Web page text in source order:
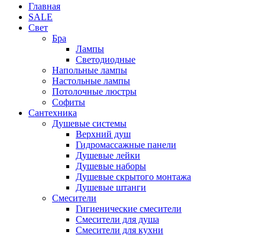
Главная
SALE
Свет
Бра
Лампы
Светодиодные
Напольные лампы
Настольные лампы
Потолочные люстры
Софиты
Сантехника
Душевые системы
Верхний душ
Гидромассажные панели
Душевые лейки
Душевые наборы
Душевые скрытого монтажа
Душевые штанги
Смесители
Гигиенические смесители
Смесители для душа
Смесители для кухни